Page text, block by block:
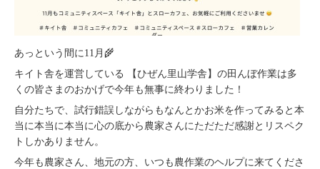
あっという間に11月🌾
キイト舎を運営している 【ひぜん里山学舎】の田んぼ作業は多
くの皆さまのおかげで今年も無事に終わりました！
自分たちで、試行錯誤しながらもなんとかお米を作ってみると本
当に本当に本当に心の底から農家さんにただただ感謝とリスペク
トしかありません。
今年も農家さん、地元の方、いつも農作業のヘルプに来てくださ